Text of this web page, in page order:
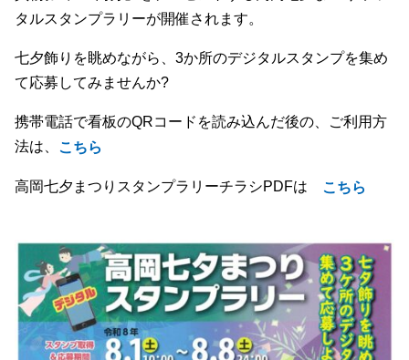
タルスタンプラリーが開催されます。
七夕飾りを眺めながら、3か所のデジタルスタンプを集め
て応募してみませんか?
携帯電話で看板のQRコードを読み込んだ後の、ご利用方
法は、 こちら
高岡七夕まつりスタンプラリーチラシPDFは こちら